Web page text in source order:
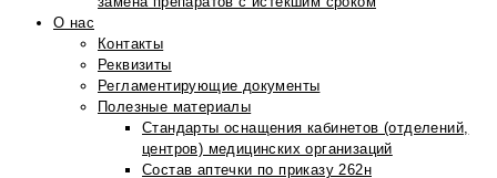
О нас
Контакты
Реквизиты
Регламентирующие документы
Полезные материалы
Стандарты оснащения кабинетов (отделений,
центров) медицинских организаций
Состав аптечки по приказу 262н